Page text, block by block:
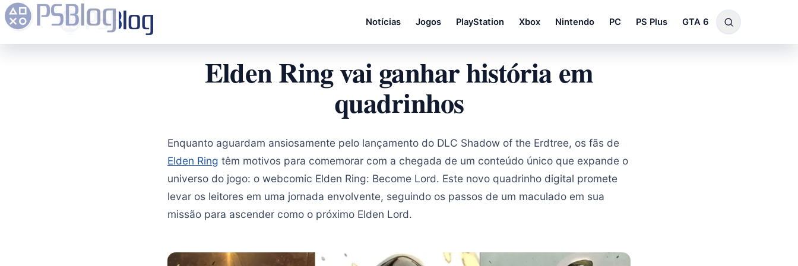
Notícias Jogos PlayStation Xbox Nintendo PC PS Plus GTA 6
Elden Ring vai ganhar história em
quadrinhos
Enquanto aguardam ansiosamente pelo lançamento do DLC Shadow of the Erdtree, os fãs de
Elden Ring têm motivos para comemorar com a chegada de um conteúdo único que expande o
universo do jogo: o webcomic Elden Ring: Become Lord. Este novo quadrinho digital promete
levar os leitores em uma jornada envolvente, seguindo os passos de um maculado em sua
missão para ascender como o próximo Elden Lord.